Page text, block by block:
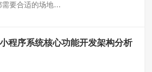
需要合适的场地…
程序系统核心功能开发架构分析